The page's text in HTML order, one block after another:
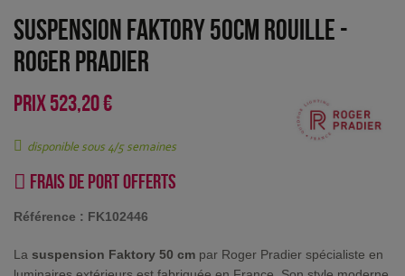
Suspension Faktory 50cm Rouille -
Roger Pradier
PRIX523,20 €
disponible sous 4/5 semaines
Frais de port offerts
Référence : FK102446
La suspension Faktory 50 cm par Roger Pradier spécialiste en